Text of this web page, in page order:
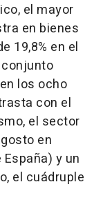
el mayor
en bienes
19,8% en el
los ocho
con el
el sector
en
y un
el cuádruple